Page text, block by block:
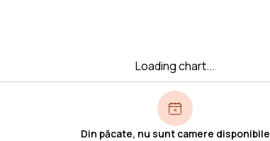
Loading chart...
Din păcate, nu sunt camere disponibile